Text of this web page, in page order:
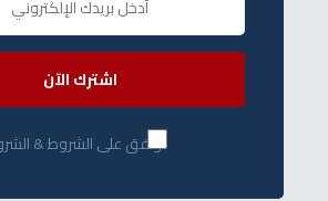
اشترك الآن
أوافق على الشروط &